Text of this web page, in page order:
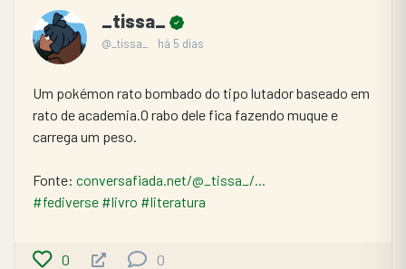
_tissa_
@_tissa_ há 5 dias
Um pokémon rato bombado do tipo lutador baseado em
rato de academia.O rabo dele fica fazendo muque e
carrega um peso.
Fonte: conversafiada.net/@_tissa_/...
#fediverse #livro #literatura
0 0